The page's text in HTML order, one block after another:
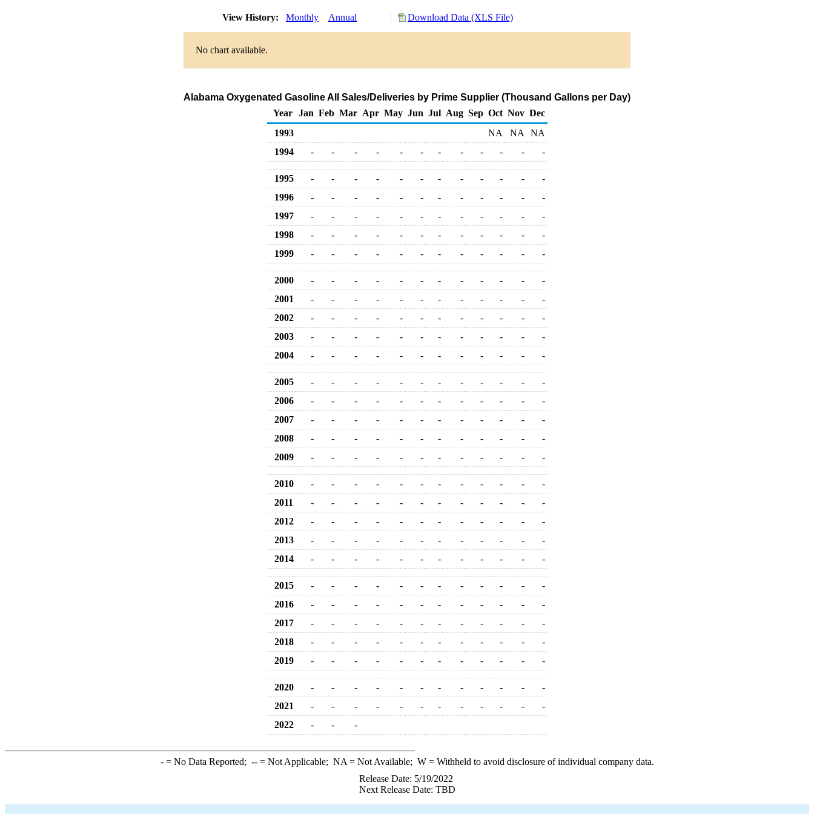
View History: Monthly Annual Download Data (XLS File)
No chart available.
Alabama Oxygenated Gasoline All Sales/Deliveries by Prime Supplier (Thousand Gallons per Day)
Year
Jan Feb Mar Apr May Jun Jul Aug Sep Oct Nov Dec
1993
NA NA
NA
1994
- - - - - - - - - - - -
1995 - - - - - - - - - - -
-
1996
- - - - - - - - - - -
-
1997
- - - - - - - - - - -
-
1998
- - - - - - - - - - -
-
1999
- - - - - - - - - - - -
2000 - - - - - - - - - - -
-
2001
- - - - - - - - - - -
-
2002
- - - - - - - - - - -
-
2003
- - - - - - - - - - -
-
2004
- - - - - - - - - - - -
2005 - - - - - - - - - - -
-
2006
- - - - - - - - - - -
-
2007
- - - - - - - - - - -
-
2008
- - - - - - - - - - -
-
2009
- - - - - - - - - - - -
2010 - - - - - - - - - - -
-
2011
- - - - - - - - - - -
-
2012
- - - - - - - - - - -
-
2013
- - - - - - - - - - -
-
2014
- - - - - - - - - - - -
2015 - - - - - - - - - - -
-
2016
- - - - - - - - - - -
-
2017
- - - - - - - - - - -
-
2018
- - - - - - - - - - -
-
2019
- - - - - - - - - - - -
2020 - - - - - - - - - - -
-
2021
- - - - - - - - - - -
-
2022
- - -
-= No Data Reported; --= Not Applicable; NA = Not Available; W= Withheld to avoid disclosure of individual company data.
Release Date: 5/19/2022
Next Release Date: TBD